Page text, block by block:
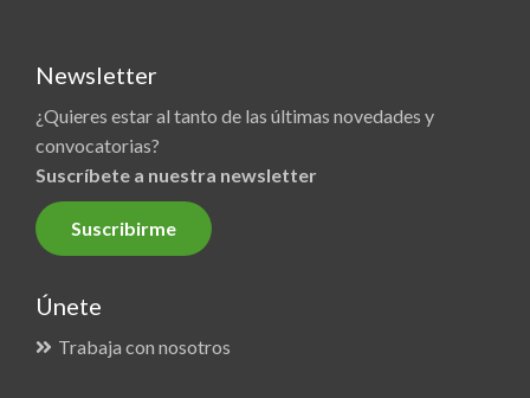
Newsletter
¿Quieres estar al tanto de las últimas novedades y
convocatorias?
Suscríbete a nuestra newsletter
Suscribirme
Únete
Trabaja con nosotros